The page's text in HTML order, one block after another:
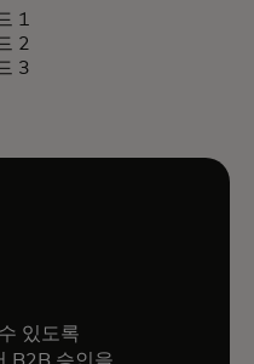
In
1
2
3
있도록
B2B 승인을